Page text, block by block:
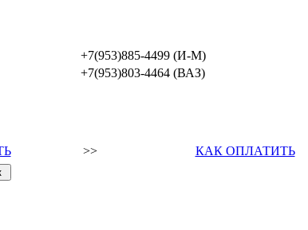
+7(953)885-4499 (И-М)
+7(953)803-4464 (ВАЗ)
>> КАК ОПЛАТИТЬ